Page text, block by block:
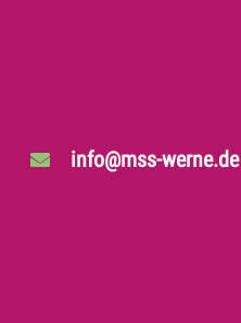
info@mss-werne.de